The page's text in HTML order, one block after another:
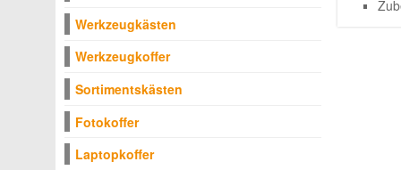
Werkzeugkästen
Werkzeugkoffer
Sortimentskästen
Fotokoffer
Laptopkoffer